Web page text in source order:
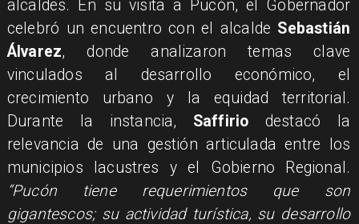
alcaldes. En su visita a Pucón, el Gobernador
celebró un encuentro con el alcalde Sebastián
Álvarez, donde analizaron temas clave
vinculados al desarrollo económico, el
crecimiento urbano y la equidad territorial.
Durante la instancia, Saffirio destacó la
relevancia de una gestión articulada entre los
municipios lacustres y el Gobierno Regional.
“Pucón tiene requerimientos que son
gigantescos; su actividad turística, su desarrollo